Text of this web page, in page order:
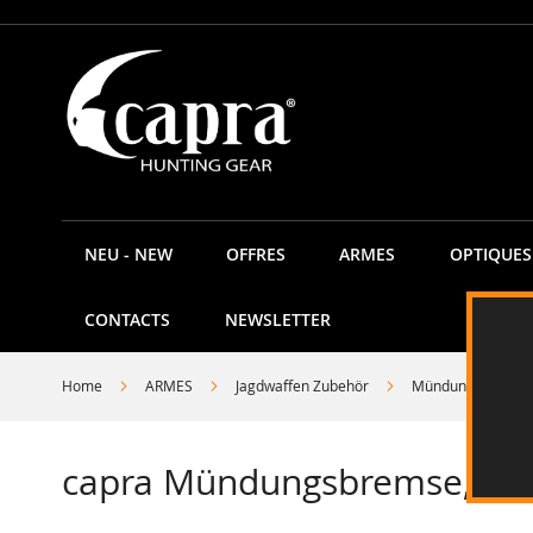
Allez
contenu
NEU - NEW OFFRES ARMES OPTIQUES
CONTACTS NEWSLETTER
Home ARMES Jagdwaffen Zubehör Mündungsbremsen
capra Mündungsbremse, bis